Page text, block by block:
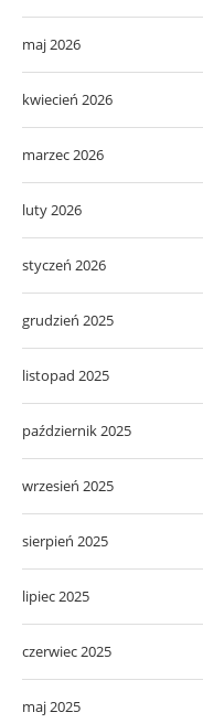
maj 2026
kwiecień 2026
marzec 2026
luty 2026
styczeń 2026
grudzień 2025
listopad 2025
październik 2025
wrzesień 2025
sierpień 2025
lipiec 2025
czerwiec 2025
maj 2025